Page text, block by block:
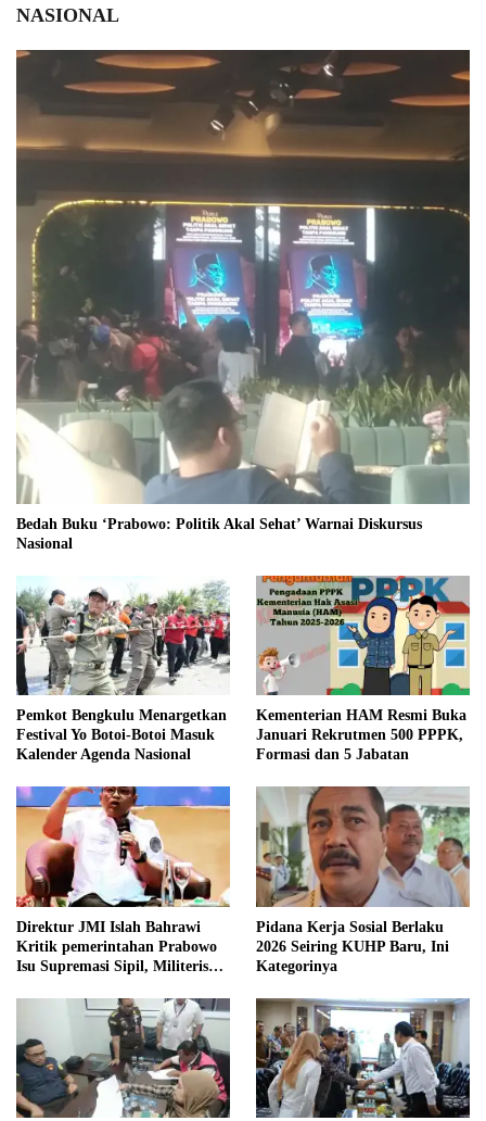
NASIONAL
Bedah Buku ‘Prabowo: Politik Akal Sehat’ Warnai Diskursus
Nasional
Pemkot Bengkulu Menargetkan
Festival Yo Botoi-Botoi Masuk
Kalender Agenda Nasional
Kementerian HAM Resmi Buka
Januari Rekrutmen 500 PPPK,
Formasi dan 5 Jabatan
Direktur JMI Islah Bahrawi
Kritik pemerintahan Prabowo
Isu Supremasi Sipil, Militerisasi,
Pidana Kerja Sosial Berlaku
2026 Seiring KUHP Baru, Ini
Kategorinya